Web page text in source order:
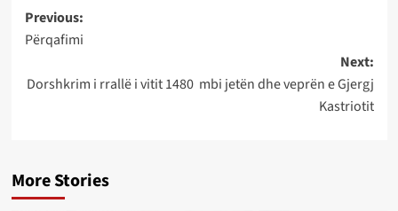
Post
navigation
Previous:
Përqafimi
Next:
Dorshkrim i rrallë i vitit 1480 mbi jetën dhe veprën e Gjergj
Kastriotit
More Stories